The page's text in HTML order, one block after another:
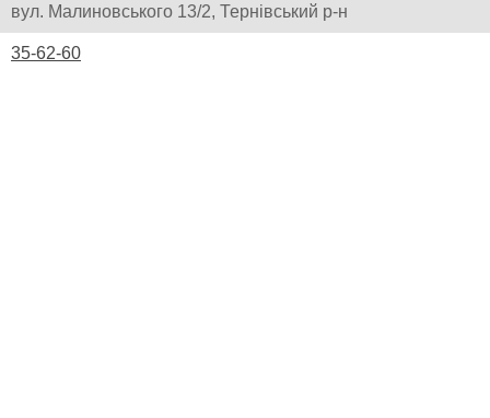
вул. Малиновського 13/2, Тернівський р-н
35-62-60